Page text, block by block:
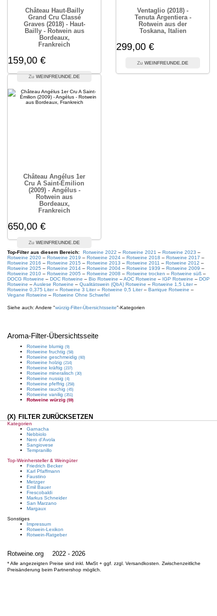
Château Haut-Bailly
Grand Cru Classé
Graves (2018) - Haut-
Bailly - Rotwein aus
Bordeaux,
Frankreich
159,00 €
WEINFREUNDE.DE
Ventaglio (2018) -
Tenuta Argentiera -
Rotwein aus der
Toskana, Italien
299,00 €
WEINFREUNDE.DE
Château Angélus 1er
Cru A Saint-Émilion
(2009) - Angélus -
Rotwein aus
Bordeaux,
Frankreich
650,00 €
WEINFREUNDE.DE
Top-Filter aus diesem Bereich:
Rotweine 2022 – Rotweine 2021 – Rotweine 2023 –
Rotweine 2020 – Rotweine 2019 – Rotweine 2024 – Rotweine 2018 – Rotweine 2017 –
Rotweine 2016 – Rotweine 2015 – Rotweine 2013 – Rotweine 2011 – Rotweine 2012 –
Rotweine 2025 – Rotweine 2014 – Rotweine 2004 – Rotweine 1939 – Rotweine 2009 –
Rotweine 2010 – Rotweine 2005 – Rotweine 2008 – Rotweine trocken – Rotweine süß –
DOCG Rotweine – DOC Rotweine – Bio Rotweine –AOC Rotweine – IGP Rotweine – DOP
Rotweine –Auslese Rotweine – Qualitätswein (QbA) Rotweine – Rotweine 1,5 Liter–
Rotweine 0,375 Liter– Rotweine 3 Liter– Rotweine 0,5 Liter– Barrique Rotweine –
Vegane Rotweine – Rotweine Ohne Schwefel
Siehe auch: Andere "würzig-Filter-Übersichtsseite"-Kategorien
Aroma-Filter-Übersichtsseite
Rotweine blumig (9)
Rotweine fruchtig (58)
Rotweine geschmeidig (60)
Rotweine holzig (214)
Rotweine kräftig (237)
Rotweine mineralisch (30)
Rotweine nussig (4)
Rotweine pfeffrig (258)
Rotweine rauchig (45)
Rotweine vanilig (351)
Rotweine würzig (59)
(X) FILTER ZURÜCKSETZEN
Kategorien
Garnacha
Nebbiolo
Nero d'Avola
Sangiovese
Tempranillo
Top-Weinhersteller & Weingüter
Friedrich Becker
Karl Pfaffmann
Faustino
Metzger
Emil Bauer
Frescobaldi
Markus Schneider
San Marzano
Margaux
Sonstiges
Impressum
Rotwein-Lexikon
Rotwein-Ratgeber
Rotweine.org 2022 - 2026
* Alle angezeigten Preise sind inkl. MwSt + ggf. zzgl. Versandkosten. Zwischenzeitliche
Preisänderung beim Partnershop möglich.